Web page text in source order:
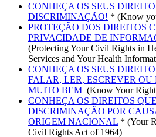
CONHEÇA OS SEUS
DISCRIMINAÇÃO! * (Know
PROTEÇÃO DOS DIREITOS
PRIVACIDADE DE
(Protecting Your Civil Rights in
Services and Your Health
CONHEÇA OS SEUS
FALAR, LER, ESCREVER
MUITO BEM (Know Your
CONHEÇA OS DIREITOS
DISCRIMINAÇÃO POR
ORIGEM NACIONAL * (Your
Civil Rights Act of 1964)